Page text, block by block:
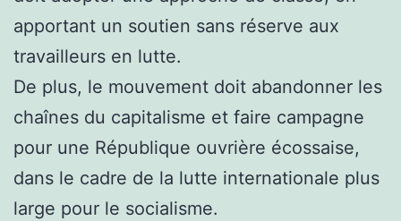
apportant un soutien sans réserve aux
travailleurs en lutte.
De plus, le mouvement doit abandonner les
chaînes du capitalisme et faire campagne
pour une République ouvrière écossaise,
dans le cadre de la lutte internationale plus
large pour le socialisme.